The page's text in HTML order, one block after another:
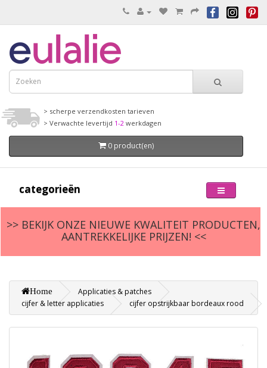
> scherpe verzendkosten tarieven
> Verwachte levertijd 1-2 werkdagen
0 product(en)
categorieën
>> BEKIJK ONZE NIEUWE KWALITEIT PRODUCTEN,
AANTREKKELIJKE PRIJZEN! <<
Home
Applicaties & patches
cijfer & letter applicaties
cijfer opstrijkbaar bordeaux rood